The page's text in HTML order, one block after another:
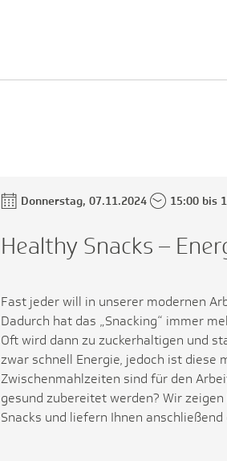
Donnerstag, 07.11.2024 15:00 bis
Healthy Snacks –
Fast jeder will in unserer modernen
Dadurch hat das „Snacking“ immer
Oft wird dann zu zuckerhaltigen und
zwar schnell Energie, jedoch ist diese
Zwischenmahlzeiten sind für den
gesund zubereitet werden? Wir
Snacks und liefern Ihnen